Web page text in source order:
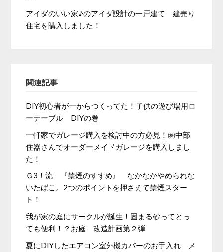
アイダのいい家♪のアイダ設計の一戸建て 建売り
住宅を購入しました！
関連記事
DIY初心者が一からつくってた！子供の遊び場用ロ
ーテーブル DIYの巻
一軒家でガレージ購入を検討中の方必見！㈱中部
住器さんでオーダーメイドガレージを購入しまし
た！
Ｇ3！流 『禁煙のすすめ』 なかなかやめられな
いたばこ。2つのポイントを押さえて禁煙スター
ト！
我が家の庭にサークルが誕生！固まる砂ってとっ
ても便利！？お庭 改造計画第２弾
夏にDIYしたエアコン室外機カバーのお手入れ メ